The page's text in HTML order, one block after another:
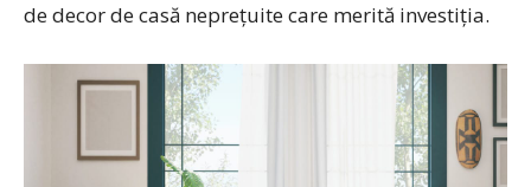
de decor de casă neprețuite care merită investiția.